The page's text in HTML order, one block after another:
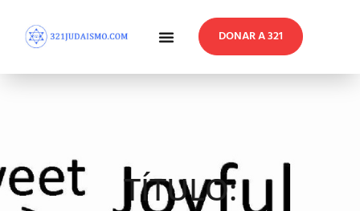
DONAR A 321
TÍTULO: